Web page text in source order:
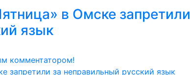
в Омске запретили
язык
комментатором!